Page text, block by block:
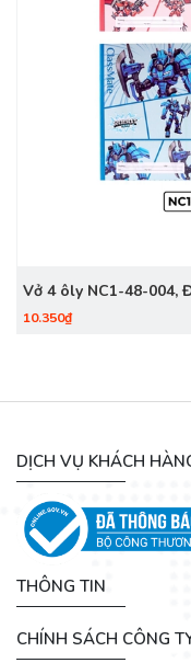
Vở 4 ôly NC1-
10.350₫
DỊCH VỤ KHÁCH
THÔNG TIN
CHÍNH SÁCH CÔNG